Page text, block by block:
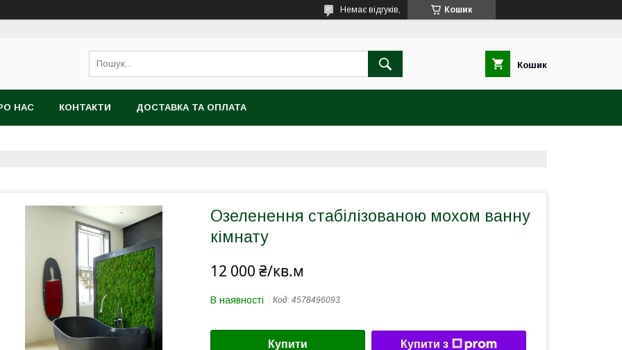
Кошик
Немає відгуків,
Кошик
НАС КОНТАКТИ ДОСТАВКА ТА ОПЛАТА
Озеленення стабілізованою мохом ванну
кімнату
12 000 ₴/кв.м
В наявності Код: 4578496093
Купити Купити з